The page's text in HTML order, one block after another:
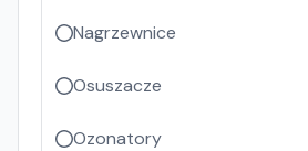
Nagrzewnice
Osuszacze
Ozonatory